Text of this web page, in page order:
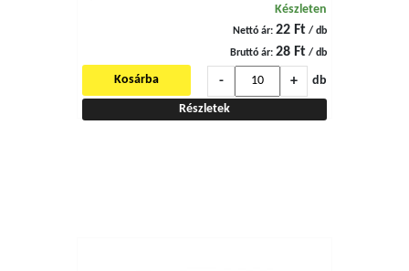
Készleten
Nettó ár: 22 Ft / db
Bruttó ár: 28 Ft / db
- + db
Kosárba
Részletek